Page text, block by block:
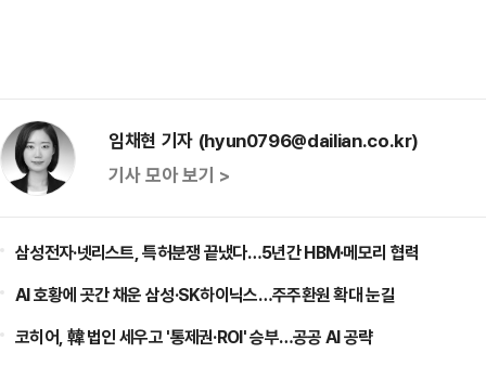
임채현 기자 (hyun0796@dailian.co.kr)
기사 모아 보기 >
삼성전자·넷리스트, 특허분쟁 끝냈다…5년간 HBM·메모리 협력
AI 호황에 곳간 채운 삼성·SK하이닉스…주주환원 확대 눈길
코히어, 韓 법인 세우고 '통제권·ROI' 승부…공공 AI 공략